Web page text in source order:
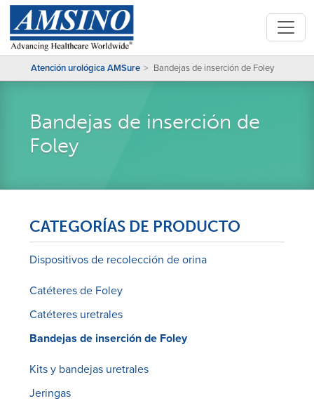
Atención urológica AMSure Bandejas de inserción de Foley
Bandejas de inserción de
Foley
CATEGORÍAS DE PRODUCTO
Dispositivos de recolección de orina
Catéteres de Foley
Catéteres uretrales
Bandejas de inserción de Foley
Kits y bandejas uretrales
Jeringas